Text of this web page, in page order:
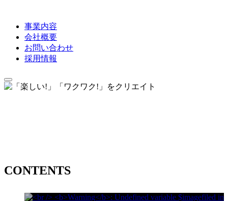
事業内容
会社概要
お問い合わせ
採用情報
CONTENTS